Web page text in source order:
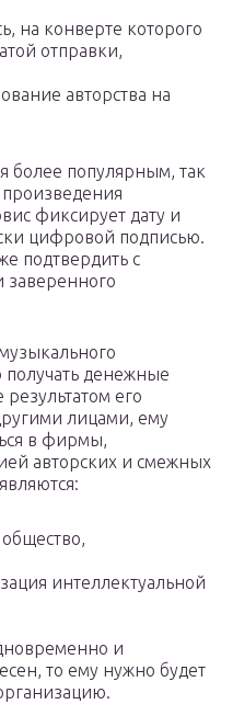
на конверте которого
отправки,
авторства на
более популярным, так
фиксирует дату и
цифровой подписью.
подтвердить с
заверенного
денежные
его
лицами, ему
в фирмы,
авторских и смежных
интеллектуальной
и
то ему нужно будет